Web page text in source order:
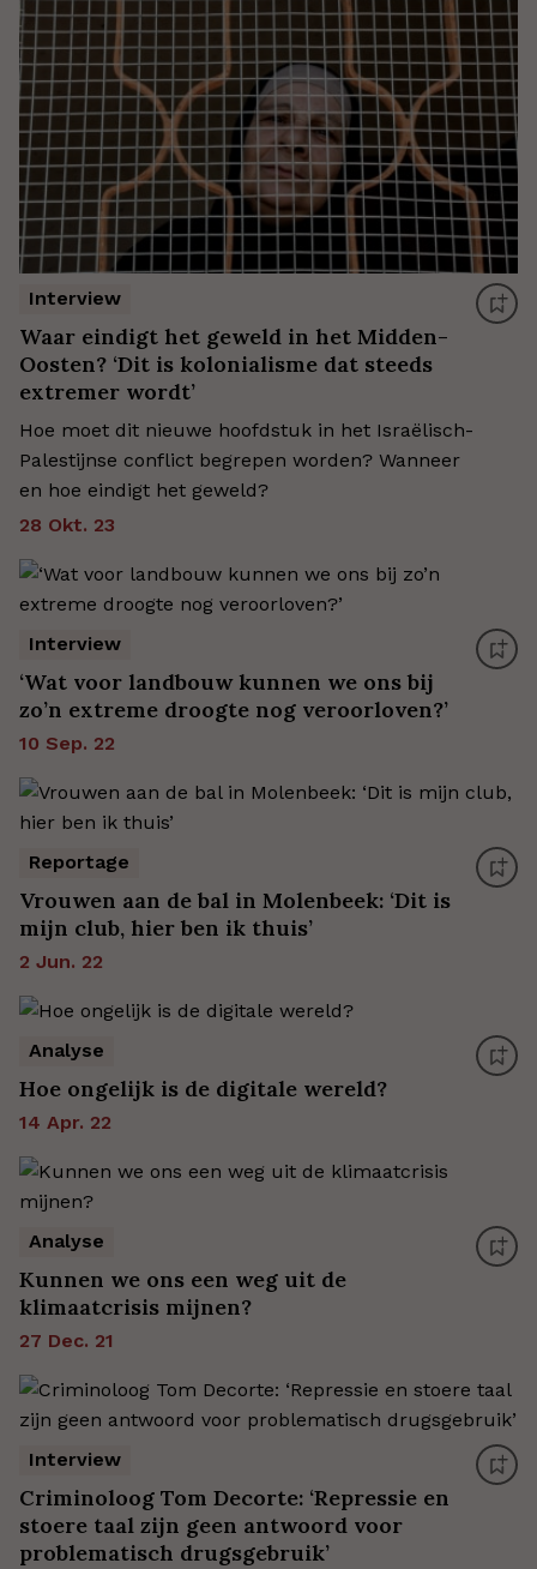
Interview
Waar eindigt het geweld in het Midden-
Oosten? ‘Dit is kolonialisme dat steeds
extremer wordt’
Hoe moet dit nieuwe hoofdstuk in het Israëlisch-
Palestijnse conflict begrepen worden? Wanneer
en hoe eindigt het geweld?
28 Okt. 23
Interview
‘Wat voor landbouw kunnen we ons bij
zo’n extreme droogte nog veroorloven?’
10 Sep. 22
Reportage
Vrouwen aan de bal in Molenbeek: ‘Dit is
mijn club, hier ben ik thuis’
2 Jun. 22
Analyse
Hoe ongelijk is de digitale wereld?
14 Apr. 22
Analyse
Kunnen we ons een weg uit de
klimaatcrisis mijnen?
27 Dec. 21
Interview
Criminoloog Tom Decorte: ‘Repressie en
stoere taal zijn geen antwoord voor
problematisch drugsgebruik’